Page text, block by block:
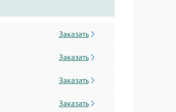
Заказать
Заказать
Заказать
Заказать